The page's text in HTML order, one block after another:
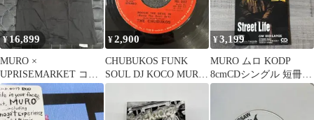
¥16,899
MURO ×
UPRISEMARKET コラ
ボT XL KODP
¥2,900
CHUBUKOS FUNK
SOUL DJ KOCO MURO
45 7
¥3,199
MURO ムロ KODP
8cmCDシングル 短冊
日本語ラップ HIPHOP